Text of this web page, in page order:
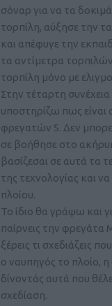
σόναρ για να τα
τορπίλη, αύξησε την
και απέφυγε την
τα αντίμετρα
τορπίλη μόνο με
Στην τέταρτη
υποστηρίζω πως
φρεγατών S. Δεν
σε βοήθησε στο
βασίζεσαι σε αυτά τα
της τεχνολογίας και
πλοίου.
Το ίδιο θα γράψω και
παίρνεις την φρεγάτα
ξέρεις τι σχεδιάζεις
ο ναυπηγός το πλοίο,
δίνοντάς αυτά που
σχεδίαση.